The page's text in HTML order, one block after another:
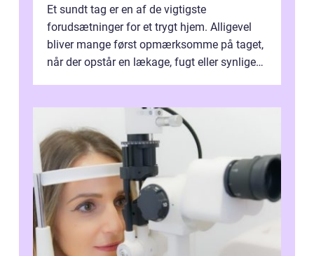
Et sundt tag er en af de vigtigste
forudsætninger for et trygt hjem. Alligevel
bliver mange først opmærksomme på taget,
når der opstår en lækage, fugt eller synlige